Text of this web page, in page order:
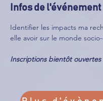
Infos de l'événement
Identifier les impacts ma
elle avoir sur le monde
Inscriptions bientôt ouvertes